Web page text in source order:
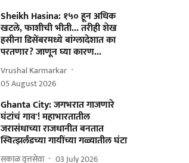
Sheikh Hasina: १५० हून अधिक
खटले, फाशीची भीती... तरीही शेख
हसीना डिसेंबरमध्ये बांग्लादेशात का
परतणार? जाणून घ्या कारण...
Vrushal Karmarkar
05 August 2026
Ghanta City: जगभरात गाजणारे
घंटांचं गाव'! महाभारतातील
जरासंधाच्या राजधानीत बनतात
स्वित्झर्लंडच्या गायींच्या गळ्यातील घंटा
सकाळ वृत्तसेवा 03 July 2026